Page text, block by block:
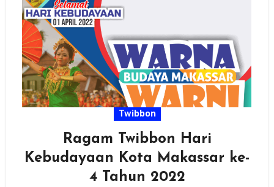
Twibbon
Ragam Twibbon Hari
Kebudayaan Kota Makassar ke-
4 Tahun 2022